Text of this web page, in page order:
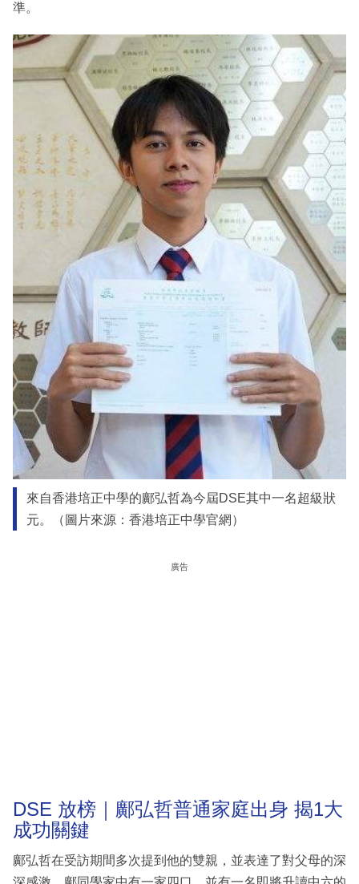
準。
來自香港培正中學的鄺弘哲為今屆DSE其中一名超級狀
元。（圖片來源：香港培正中學官網）
廣告
DSE 放榜｜鄺弘哲普通家庭出身 揭1大
成功關鍵
鄺弘哲在受訪期間多次提到他的雙親，並表達了對父母的深